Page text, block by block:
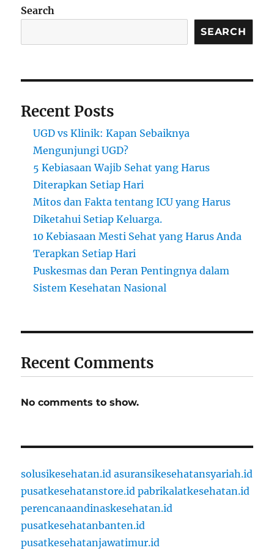
Search
SEARCH
Recent Posts
UGD vs Klinik: Kapan Sebaiknya
Mengunjungi UGD?
5 Kebiasaan Wajib Sehat yang Harus
Diterapkan Setiap Hari
Mitos dan Fakta tentang ICU yang Harus
Diketahui Setiap Keluarga.
10 Kebiasaan Mesti Sehat yang Harus Anda
Terapkan Setiap Hari
Puskesmas dan Peran Pentingnya dalam
Sistem Kesehatan Nasional
Recent Comments
No comments to show.
solusikesehatan.id asuransikesehatansyariah.id
pusatkesehatanstore.id pabrikalatkesehatan.id
perencanaandinaskesehatan.id
pusatkesehatanbanten.id
pusatkesehatanjawatimur.id